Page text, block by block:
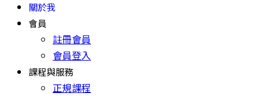
關於我
會員
註冊會員
會員登入
課程與服務
正規課程